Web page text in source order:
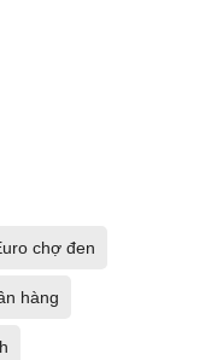
chợ đen
hàng